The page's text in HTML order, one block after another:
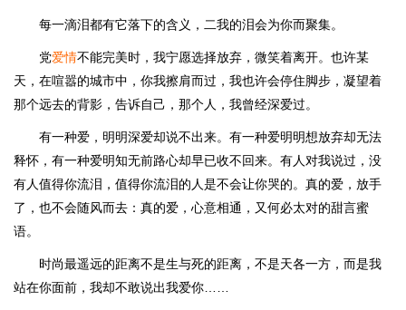
每一滴泪都有它落下的含义，二我的泪会为你而聚集。
党爱情不能完美时，我宁愿选择放弃，微笑着离开。也许某
天，在喧嚣的城市中，你我擦肩而过，我也许会停住脚步，凝望着
那个远去的背影，告诉自己，那个人，我曾经深爱过。
有一种爱，明明深爱却说不出来。有一种爱明明想放弃却无法
释怀，有一种爱明知无前路心却早已收不回来。有人对我说过，没
有人值得你流泪，值得你流泪的人是不会让你哭的。真的爱，放手
了，也不会随风而去：真的爱，心意相通，又何必太对的甜言蜜
语。
时尚最遥远的距离不是生与死的距离，不是天各一方，而是我
站在你面前，我却不敢说出我爱你……